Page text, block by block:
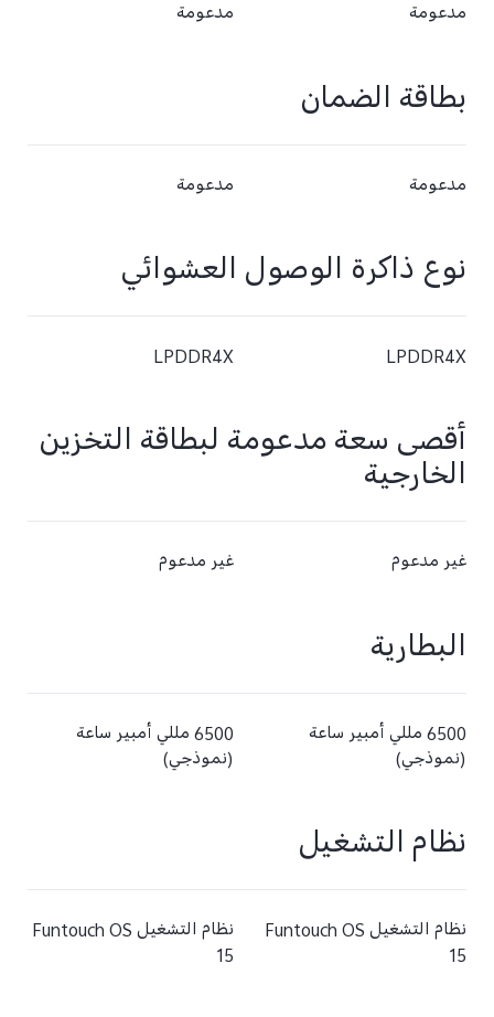
مدعومة مدعومة
بطاقة الضمان
مدعومة مدعومة
نوع ذاكرة الوصول العشوائي
LPDDR4X
LPDDR4X
أقصى سعة مدعومة لبطاقة التخزين
الخارجية
غير مدعوم غير مدعوم
البطارية
6500 مللي أمبير ساعة
(نموذجي)
6500 مللي أمبير ساعة
(نموذجي)
نظام التشغيل
نظام التشغيل Funtouch OS
15
نظام التشغيل Funtouch OS
15